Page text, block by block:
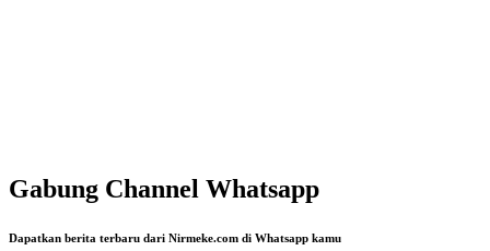
Gabung Channel Whatsapp
Dapatkan berita terbaru dari Nirmeke.com di Whatsapp kamu